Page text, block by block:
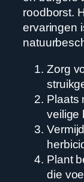
roodborst.
ervaringen
Zorg
Plaats
veilige
Plant
die